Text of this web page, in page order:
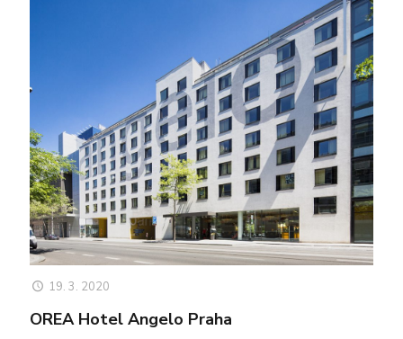
19. 3. 2020
OREA Hotel Angelo Praha